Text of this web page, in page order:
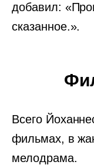
добавил:
сказанное.».
Всего
фильмах, в
мелодрама.